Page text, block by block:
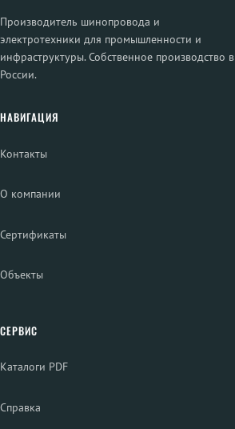
Производитель шинопровода и
электротехники для промышленности и
инфраструктуры. Собственное производство в
России.
НАВИГАЦИЯ
Контакты
О компании
Сертификаты
Объекты
СЕРВИС
Каталоги PDF
Справка